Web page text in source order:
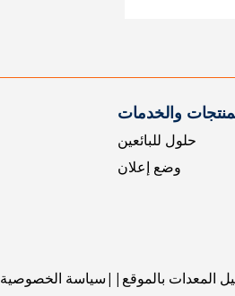
والخدمات
حلول للبائعين
وضع إعلان
سياسة الخصوصية المعدات بالموقع